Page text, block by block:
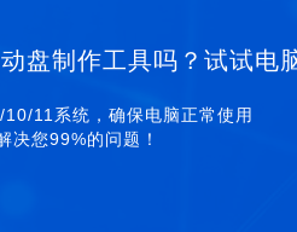
盘制作工具吗？试试电
11系统，确保电脑正常使用
决您99%的问题！